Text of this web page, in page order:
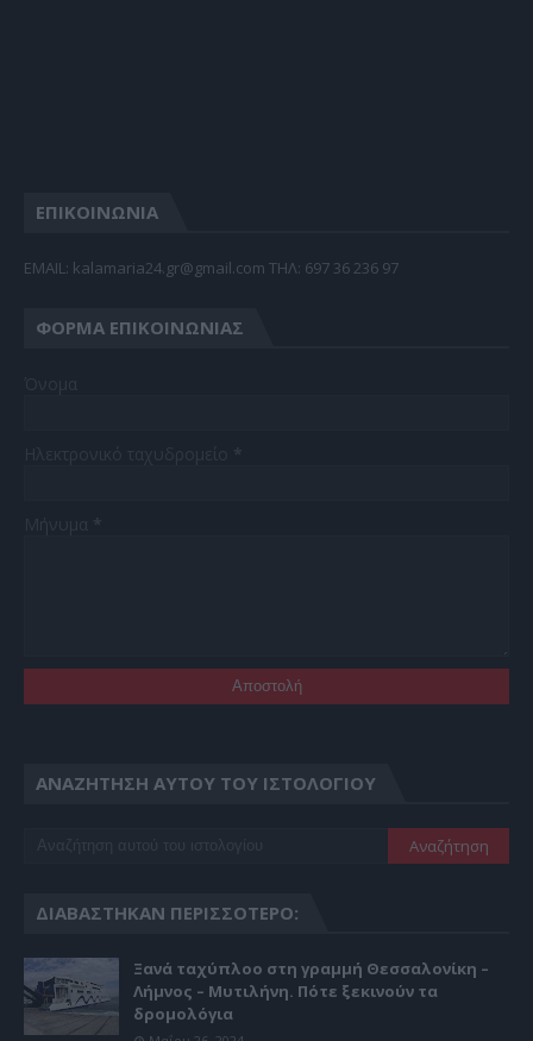
ΕΠΙΚΟΙΝΩΝΙΑ
EMAIL: kalamaria24.gr@gmail.com TΗΛ: 697 36 236 97
ΦΌΡΜΑ ΕΠΙΚΟΙΝΩΝΊΑΣ
ΑΝΑΖΉΤΗΣΗ ΑΥΤΟΎ ΤΟΥ ΙΣΤΟΛΟΓΊΟΥ
ΔΙΑΒΆΣΤΗΚΑΝ ΠΕΡΙΣΣΌΤΕΡΟ:
Ξανά ταχύπλοο στη γραμμή Θεσσαλονίκη –
Λήμνος – Μυτιλήνη. Πότε ξεκινούν τα
δρομολόγια